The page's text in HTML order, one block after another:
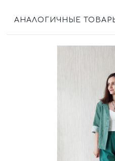
АНАЛОГИЧНЫЕ